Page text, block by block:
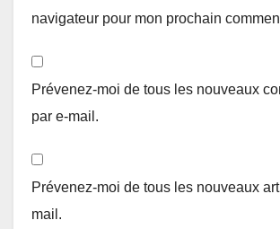
navigateur pour mon prochain
Prévenez-moi de tous les nouveaux
par e-mail.
Prévenez-moi de tous les nouveaux
mail.